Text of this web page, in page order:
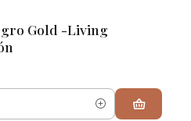
Gold -Living